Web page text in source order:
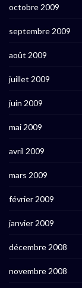
octobre 2009
septembre 2009
août 2009
juillet 2009
juin 2009
mai 2009
avril 2009
mars 2009
février 2009
janvier 2009
décembre 2008
novembre 2008